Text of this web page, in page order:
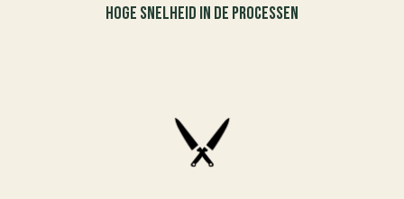
Hoge snelheid in de processen